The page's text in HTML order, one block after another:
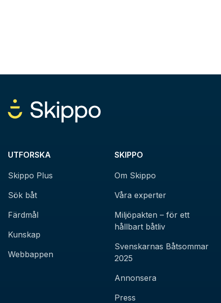
UTFORSKA
Skippo Plus
Sök båt
Färdmål
Kunskap
Webbappen
SKIPPO
Om Skippo
Våra experter
Miljöpakten – för ett
hållbart båtliv
Svenskarnas Båtsommar
2025
Annonsera
Press